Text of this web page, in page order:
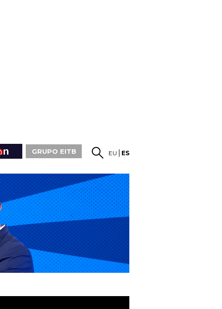
GRUPO EITB EU ES